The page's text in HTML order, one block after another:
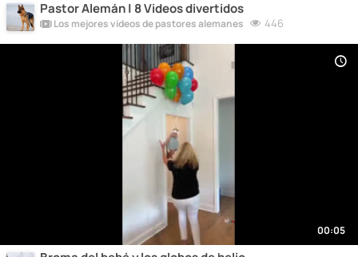
Pastor Alemán | 8 Videos divertidos
Los mejores vídeos de pastores alemanes 446
00:05